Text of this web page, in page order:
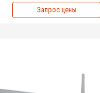
Запрос цены